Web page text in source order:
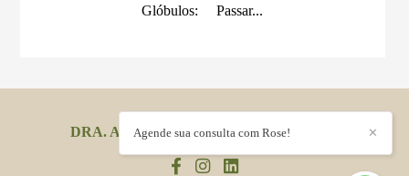
Glóbulos: Passar...
DRA. ADRIANA SILVEIRA/CONTATO ✕
Agende sua consulta com Rose!